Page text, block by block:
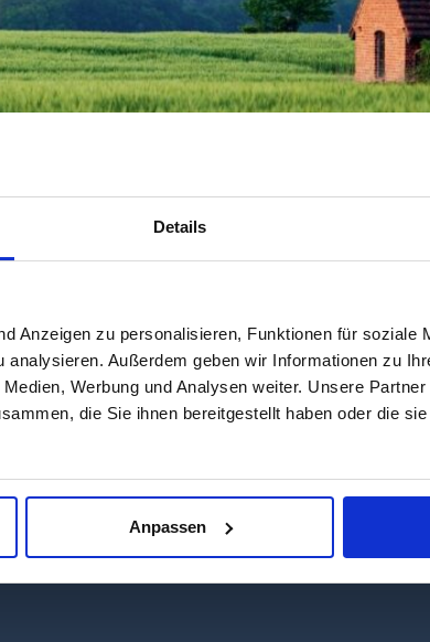
Details
Anzeigen zu personalisieren, Funktionen für soziale
analysieren. Außerdem geben wir Informationen zu
Werbung und Analysen weiter. Unsere
die Sie ihnen bereitgestellt haben oder die
Anpassen
hierzulande tagein tagaus genießen:
nun einen umfangreichen Wandkalender